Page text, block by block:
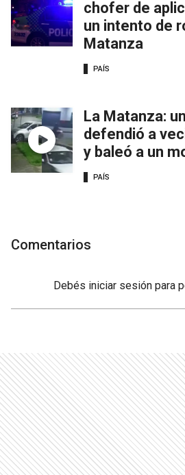
chofer de
un intento de
Matanza
PAÍS
La Matanza:
defendió a
y baleó a un
PAÍS
Comentarios
Debés iniciar sesión para